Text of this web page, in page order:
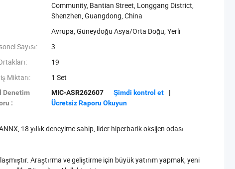
Community, Bantian Street, Longgang District,
Shenzhen, Guangdong, China
Avrupa, Güneydoğu Asya/Orta Doğu, Yerli
Sayısı:
3
19
Miktarı:
1 Set
Denetim
:
MIC-ASR262607 Şimdi kontrol et
|
Ücretsiz Raporu Okuyun
18 yıllık deneyime sahip, lider hiperbarik oksijen odası
Araştırma ve geliştirme için büyük yatırım yapmak, yeni